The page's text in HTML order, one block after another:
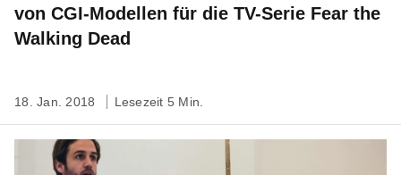
von CGI-Modellen für die TV-Serie Fear the
Walking Dead
18. Jan. 2018 Lesezeit 5 Min.